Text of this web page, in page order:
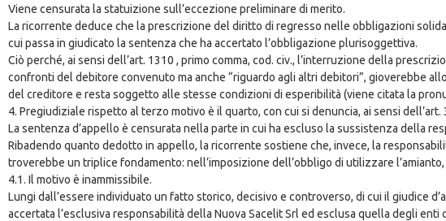
Viene censurata la statuizione sull’eccezione preliminare di merito.
La ricorrente deduce che la prescrizione del diritto di regresso nelle obbligazioni
cui passa in giudicato la sentenza che ha accertato l’obbligazione plurisoggettiva.
Ciò perché, ai sensi dell’art. 1310 , primo comma, cod. civ., l’interruzione della
confronti del debitore convenuto ma anche “riguardo agli altri debitori”, gioverebbe
del creditore e resta soggetto alle stesse condizioni di esperibilità (viene citata la
4. Pregiudiziale rispetto al terzo motivo è il quarto, con cui si denuncia, ai sensi
La sentenza d’appello è censurata nella parte in cui ha escluso la sussistenza della
Ribadendo quanto dedotto in appello, la ricorrente sostiene che, invece, la
troverebbe un triplice fondamento: nell’imposizione dell’obbligo di utilizzare
4.1. Il motivo è inammissibile.
Lungi dall’essere individuato un fatto storico, decisivo e controverso, di cui il giudice
accertata l’esclusiva responsabilità della Nuova Sacelit Srl ed esclusa quella degli enti